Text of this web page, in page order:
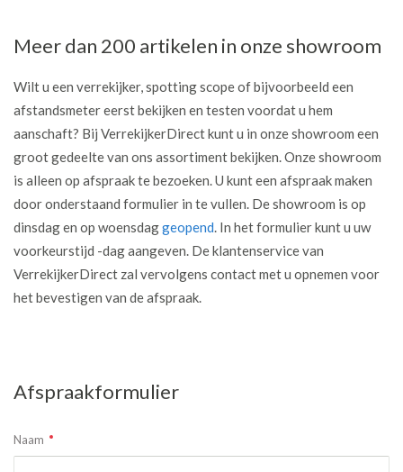
Meer dan 200 artikelen in onze showroom
Wilt u een verrekijker, spotting scope of bijvoorbeeld een
afstandsmeter eerst bekijken en testen voordat u hem
aanschaft? Bij VerrekijkerDirect kunt u in onze showroom een
groot gedeelte van ons assortiment bekijken. Onze showroom
is alleen op afspraak te bezoeken. U kunt een afspraak maken
door onderstaand formulier in te vullen. De showroom is op
dinsdag en op woensdaggeopend. In het formulier kunt u uw
voorkeurstijd -dag aangeven. De klantenservice van
VerrekijkerDirect zal vervolgens contact met u opnemen voor
het bevestigen van de afspraak.
Afspraakformulier
Naam